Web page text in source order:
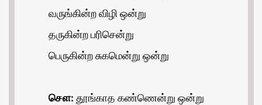
வருங்கின்ற விழி ஒன்று
தருகின்ற பரிசென்று
பெருகின்ற சுகமென்று ஒன்று
சௌ: தூங்காத கண்ணென்று ஒன்று